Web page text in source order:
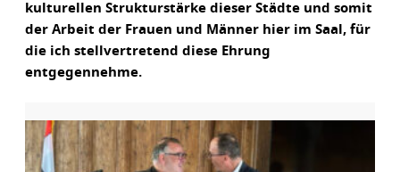
kulturellen Strukturstärke dieser Städte und somit
der Arbeit der Frauen und Männer hier im Saal, für
die ich stellvertretend diese Ehrung
entgegennehme.